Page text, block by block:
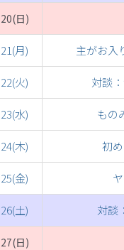
20(日)
21(月) 主がお入
22(火) 対談
23(水) もの
24(木) 初
25(金)
26(土) 対談
27(日)